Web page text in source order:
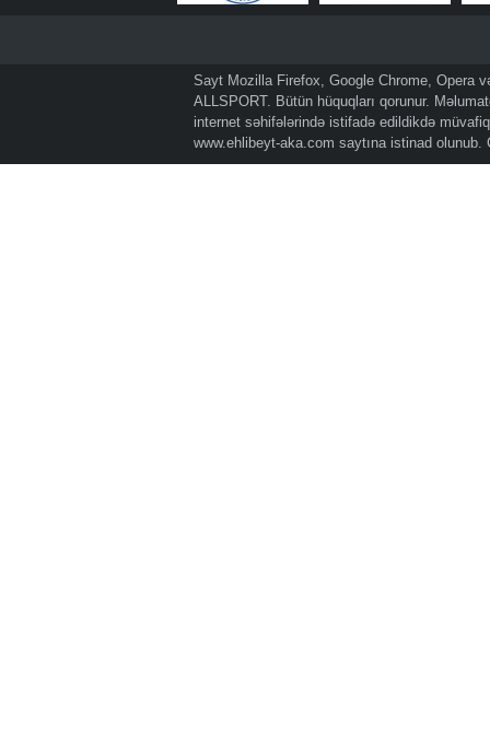
Sayt Mozilla Firefox, Google Chrome, Opera
ALLSPORT. Bütün hüquqları qorunur.
internet səhifələrində istifadə edildikdə
www.ehlibeyt-aka.com saytına istinad olunub.